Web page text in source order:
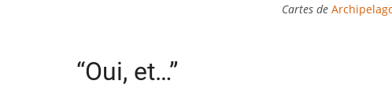
Cartes de
“Oui, et…”